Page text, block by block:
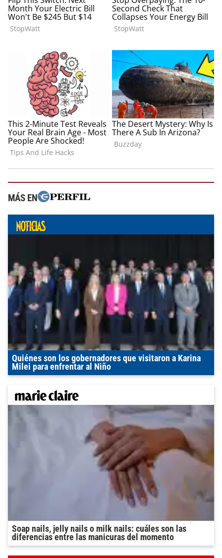
MÁS EN
Quiénes son los gobernadores que visitaron a Karina
Milei para enfrentar al Niño
Soap nails, jelly nails o milk nails: cuáles son las
diferencias entre las manicuras del momento